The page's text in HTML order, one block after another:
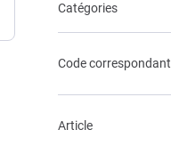
Catégories
Code correspondant
Article